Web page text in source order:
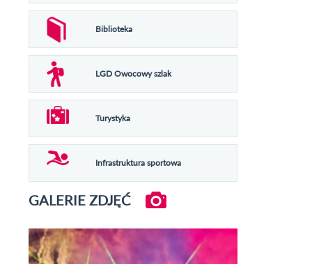
Biblioteka
LGD Owocowy szlak
Turystyka
Infrastruktura sportowa
GALERIE ZDJĘĆ